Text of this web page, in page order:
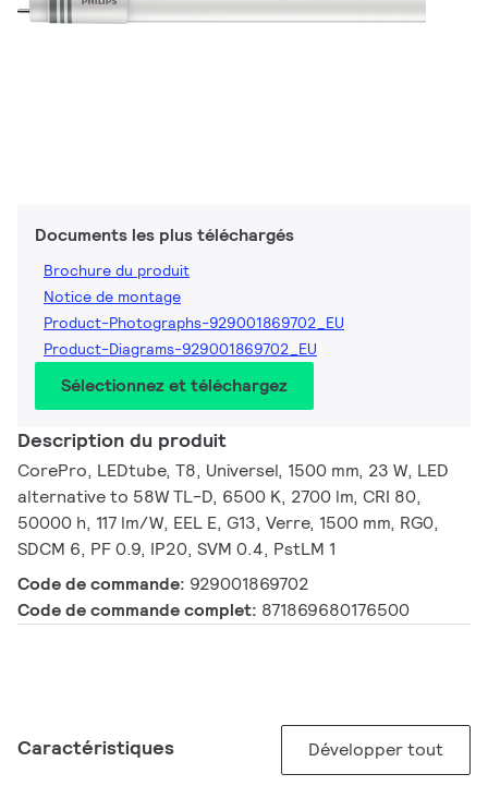
Documents les plus téléchargés
Brochure du produit
Notice de montage
Product-Photographs-929001869702_EU
Product-Diagrams-929001869702_EU
Sélectionnez et téléchargez
Description du produit
CorePro, LEDtube, T8, Universel, 1500 mm, 23 W, LED
alternative to 58W TL-D, 6500 K, 2700 lm, CRI 80,
50000 h, 117 lm/W, EEL E, G13, Verre, 1500 mm, RG0,
SDCM 6, PF 0.9, IP20, SVM 0.4, PstLM 1
Code de commande: 929001869702
Code de commande complet: 871869680176500
Caractéristiques Développer tout